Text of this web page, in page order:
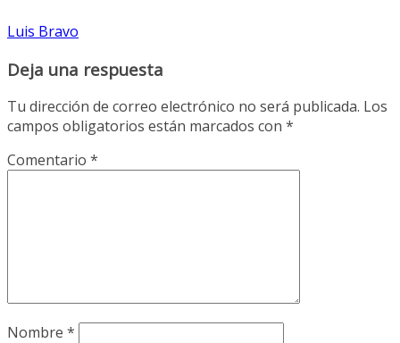
Luis Bravo
Deja una respuesta
Tu dirección de correo electrónico no será publicada. Los
campos obligatorios están marcados con *
Comentario *
Nombre *